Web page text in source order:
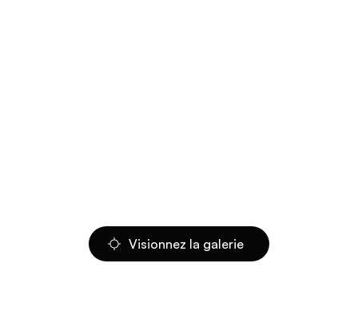
Visionnez la galerie